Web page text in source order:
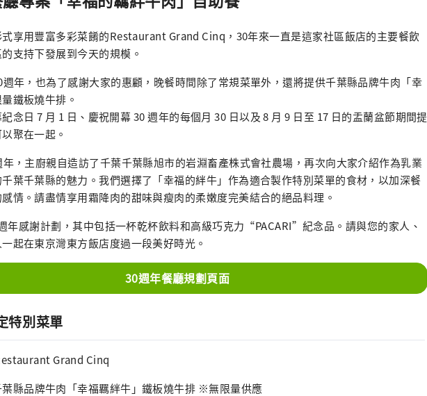
享用豐富多彩菜餚的Restaurant Grand Cinq，30年來一直是這家社區飯店的主要餐飲
支持下發展到今天的規模。
年，也為了感謝大家的惠顧，晚餐時間除了常規菜單外，還將提供千葉縣品牌牛肉「幸
鐵板燒牛排。
念日 7 月 1 日、慶祝開幕 30 週年的每個月 30 日以及 8 月 9 日至 17 日的盂蘭盆節期間提
聚在一起。
，主廚親自造訪了千葉千葉縣旭市的岩淵畜產株式會社農場，再次向大家介紹作為乳業
葉千葉縣的魅力。我們選擇了「幸福的絆牛」作為適合製作特別菜單的食材，以加深餐
情。請盡情享用霜降肉的甜味與瘦肉的柔嫩度完美結合的絕品料理。
年感謝計劃，其中包括一杯乾杯飲料和高級巧克力“PACARI”紀念品。請與您的家人、
起在東京灣東方飯店度過一段美好時光。
30週年餐廳規劃頁面
特別菜單
Grand Cinq
葉縣品牌牛肉「幸福羈絆牛」鐵板燒牛排 ※無限量供應